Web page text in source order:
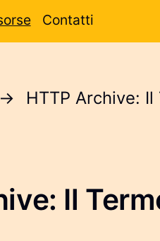
Contatti
→ HTTP Archive:
Il